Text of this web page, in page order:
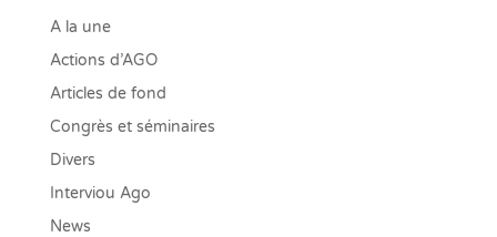
A la une
Actions d’AGO
Articles de fond
Congrès et séminaires
Divers
Interviou Ago
News